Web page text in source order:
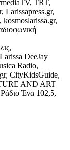
TRT,
Larissapress.gr,
DeeJay
Radio,
CityKidsGuide,
AND ART
Ένα 102,5,